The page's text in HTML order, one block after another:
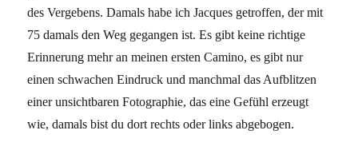
des Vergebens. Damals habe ich Jacques getroffen, der mit
75 damals den Weg gegangen ist. Es gibt keine richtige
Erinnerung mehr an meinen ersten Camino, es gibt nur
einen schwachen Eindruck und manchmal das Aufblitzen
einer unsichtbaren Fotographie, das eine Gefühl erzeugt
wie, damals bist du dort rechts oder links abgebogen.